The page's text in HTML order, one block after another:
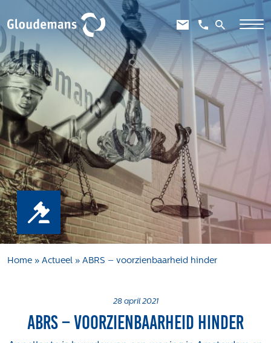
Expertises
Gebiedsontwikkeling
Gebiedseconomie
Grondstrategie en -verwerving
Taxaties overheid
Taxaties zakelijk
Schadevergoedingsrecht
Rentmeesterij
Transities
Tender-light voormalige St. Josefschool in
Brunssum
Home » Actueel » ABRS – voorzienbaarheid hinder
28 april 2021
ABRS – voorzienbaarheid hinder